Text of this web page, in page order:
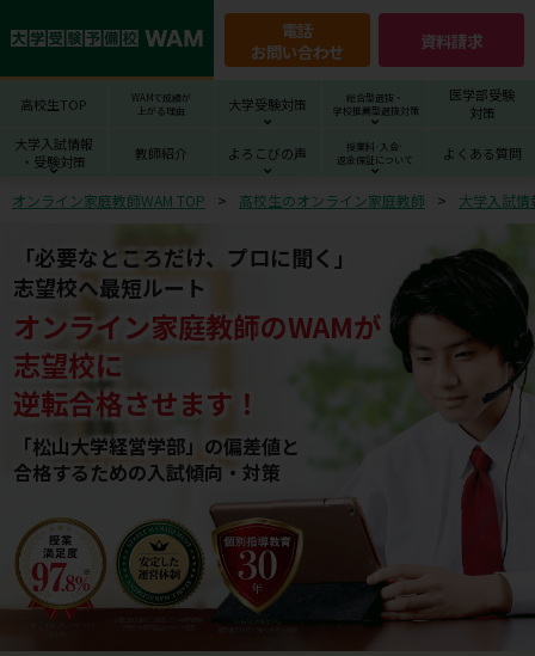
電話
お問い合わせ
資料請求
高校生TOP
WAMで成績が
上がる理由
大学受験対策
総合型選抜・
学校推薦型選抜対策
医学部受験
対策
大学入試情報
・受験対策
教師紹介 よろこびの声
授業料･入会･
返金保証について
よくある質問
オンライン家庭教師WAM TOP 高校生のオンライン家庭教師 大学入試
「必要なところだけ、プロに聞く」
志望校へ最短ルート
オンライン家庭教師のWAMが
志望校に
逆転合格させます！
「松山大学経営学部」の偏差値と
合格するための⼊試傾向・対策